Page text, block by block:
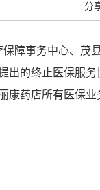
分
障事务中心、茂
出的终止医保服
康药店所有医保